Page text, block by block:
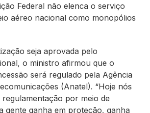
Federal não elenca o serviço
aéreo nacional como monopólios
seja aprovada pelo
o ministro afirmou que o
será regulado pela Agência
(Anatel). “Hoje nós
por meio de
gente ganha em proteção, ganha